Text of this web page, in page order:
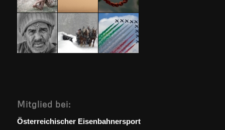
Mitglied bei:
Österreichischer Eisenbahnersport